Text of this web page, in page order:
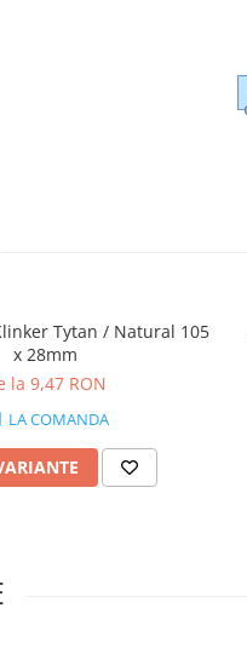
Tytan / Natural 105
x 28mm
la 9,47 RON
LA COMANDA